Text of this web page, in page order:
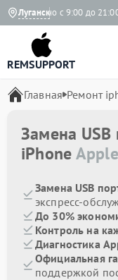
Луганск
Ежедневно с 9:00 до 21:00
REMSUPPORT
Главная Ремонт
Замена USB
iPhoneApple
Замена USB
экспресс-
До 30%
Контроль на
Диагностика
Официальная
поддержкой